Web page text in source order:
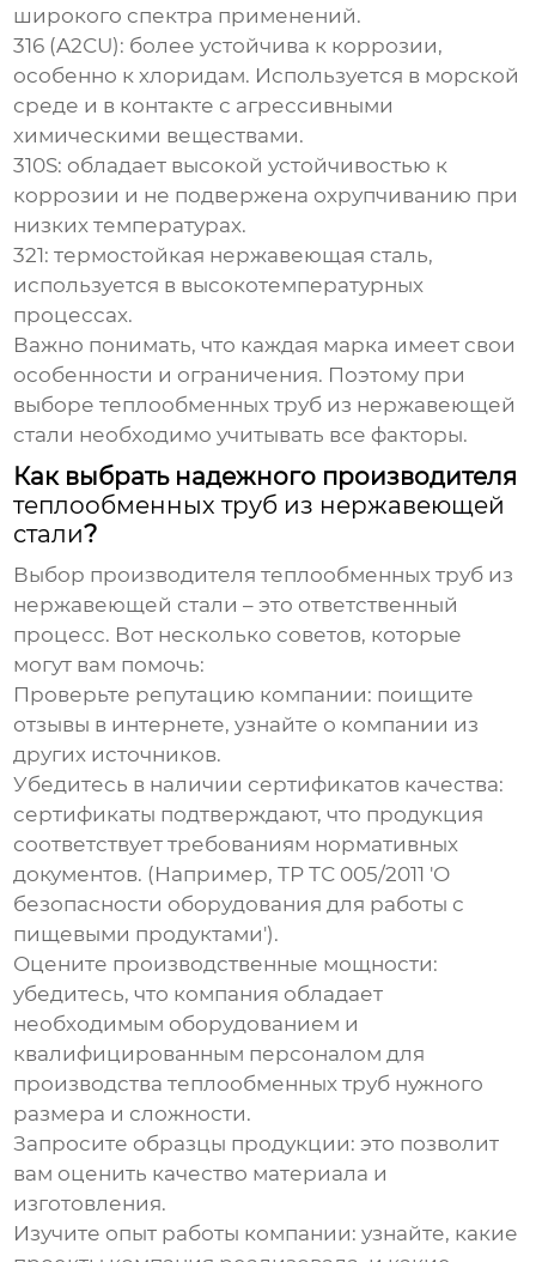
широкого спектра применений.
316 (A2СU): более устойчива к коррозии,
особенно к хлоридам. Используется в морской
среде и в контакте с агрессивными
химическими веществами.
310S: обладает высокой устойчивостью к
коррозии и не подвержена охрупчиванию при
низких температурах.
321: термостойкая нержавеющая сталь,
используется в высокотемпературных
процессах.
Важно понимать, что каждая марка имеет свои
особенности и ограничения. Поэтому при
выборетеплообменных труб из нержавеющей
стали необходимо учитывать все факторы.
Как выбрать надежного производителя
теплообменных труб из нержавеющей
стали?
Выбор производителя теплообменных труб из
нержавеющей стали – это ответственный
процесс. Вот несколько советов, которые
могут вам помочь:
Проверьте репутацию компании: поищите
отзывы в интернете, узнайте о компании из
других источников.
Убедитесь в наличии сертификатов качества:
сертификаты подтверждают, что продукция
соответствует требованиям нормативных
документов. (Например, ТР ТС 005/2011 'О
безопасности оборудования для работы с
пищевыми продуктами').
Оцените производственные мощности:
убедитесь, что компания обладает
необходимым оборудованием и
квалифицированным персоналом для
производстватеплообменных труб нужного
размера и сложности.
Запросите образцы продукции: это позволит
вам оценить качество материала и
изготовления.
Изучите опыт работы компании: узнайте, какие